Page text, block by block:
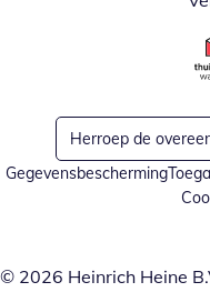
Herroep de
Gegevensbescherming
© 2026 Heinrich Heine